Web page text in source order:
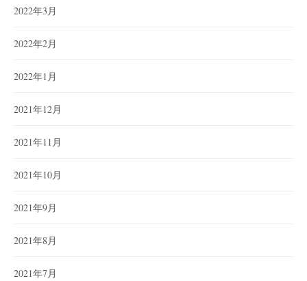
2022年3月
2022年2月
2022年1月
2021年12月
2021年11月
2021年10月
2021年9月
2021年8月
2021年7月